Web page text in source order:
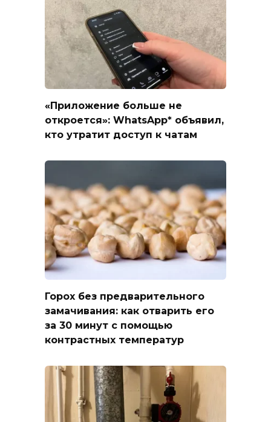
«Приложение больше не
откроется»: WhatsApp* объявил,
кто утратит доступ к чатам
Горох без предварительного
замачивания: как отварить его
за 30 минут с помощью
контрастных температур